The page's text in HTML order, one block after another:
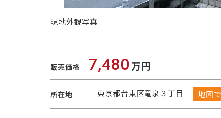
現地外観写真
販売価格 7,480 万円
所在地 東京都台東区竜泉３丁目 地図